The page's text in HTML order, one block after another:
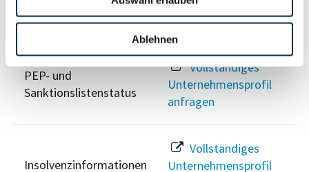
Ablehnen
Risikoinformationen
PEP- und
Sanktionslistenstatus
Vollständiges
Unternehmensprofil
anfragen
Insolvenzinformationen
Vollständiges
Unternehmensprofil